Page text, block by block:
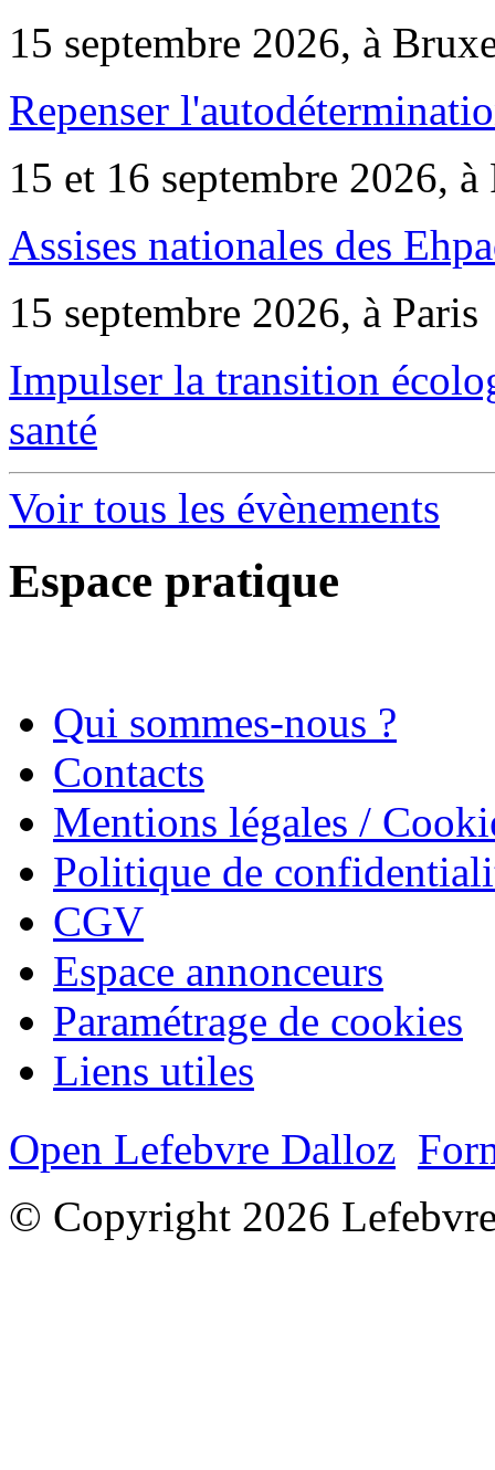
15 septembre 2026, à
Repenser
15 et 16 septembre 2026, à
Assises nationales des
15 septembre 2026, à Paris
Impulser la transition
santé
Voir tous les évènements
Espace pratique
Qui sommes-nous ?
Contacts
Mentions légales /
Politique de
CGV
Espace annonceurs
Paramétrage de cookies
Liens utiles
Open Lefebvre Dalloz
© Copyright 2026